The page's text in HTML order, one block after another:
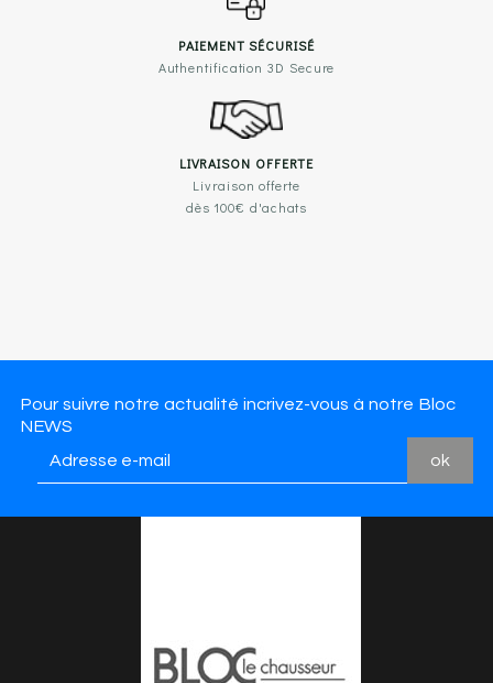
PAIEMENT SÉCURISÉ
Authentification 3D Secure
LIVRAISON OFFERTE
Livraison offerte
dès 100€ d'achats
Pour suivre notre actualité incrivez-vous à notre Bloc
NEWS